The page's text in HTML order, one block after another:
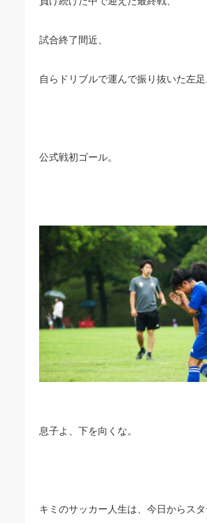
試合終了間近、
自らドリブルで運んで振り抜いた左足
公式戦初ゴール。
息子よ、下を向くな。
キミのサッカー人生は、今日からス